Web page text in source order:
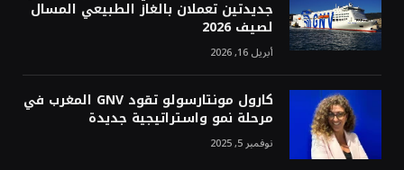
جديدتين تعملان بالغاز الطبيعي المسال
لصيف 2026
أبريل 16, 2026
كارول مونتارسولو تقود GNV المغرب في
مرحلة نمو واستراتيجية جديدة
نوفمبر 5, 2025